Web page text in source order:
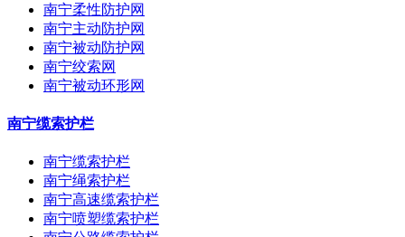
南宁柔性防护网
南宁主动防护网
南宁被动防护网
南宁绞索网
南宁被动环形网
南宁缆索护栏
南宁缆索护栏
南宁绳索护栏
南宁高速缆索护栏
南宁喷塑缆索护栏